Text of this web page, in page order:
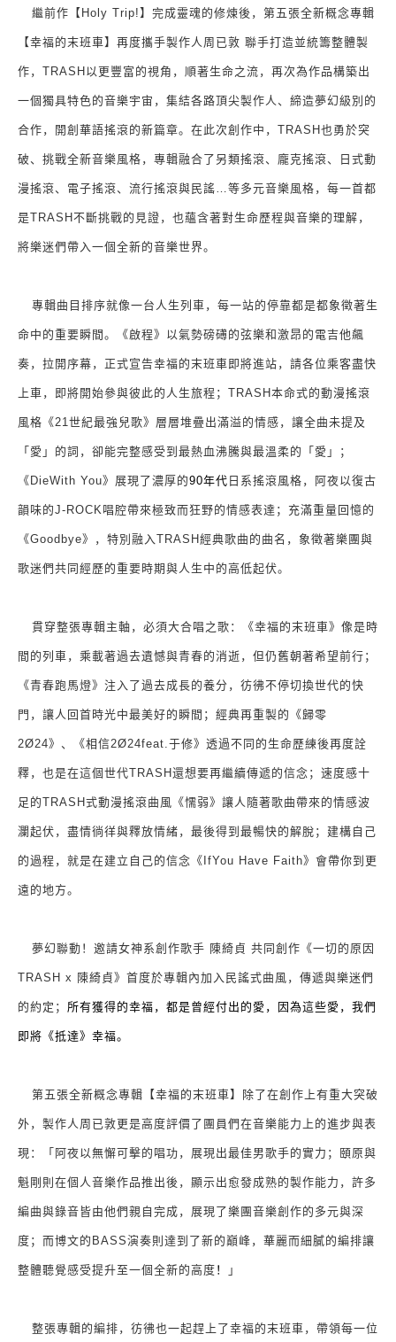
繼前作【 Holy Trip! 】完成靈魂的修煉後，第五張全新概念專輯
【幸福的末班車】再度攜手製作人周已敦 聯手打造並統籌整體製
作， TRASH 以更豐富的視角，順著生命之流，再次為作品構築出
一個獨具特色的音樂宇宙，集結各路頂尖製作人、締造夢幻級別的
合作，開創華語搖滾的新篇章。在此次創作中， TRASH 也勇於突
破、挑戰全新音樂風格，專輯融合了另類搖滾、龐克搖滾、日式動
漫搖滾、電子搖滾、流行搖滾與民謠…等多元音樂風格，每一首都
是TRASH 不斷挑戰的見證，也蘊含著對生命歷程與音樂的理解，
將樂迷們帶入一個全新的音樂世界。
專輯曲目排序就像一台人生列車，每一站的停靠都是都象徵著生
命中的重要瞬間。《啟程》以氣勢磅礡的弦樂和激昂的電吉他飆
奏，拉開序幕，正式宣告幸福的末班車即將進站，請各位乘客盡快
上車，即將開始參與彼此的人生旅程； TRASH 本命式的動漫搖滾
風格《21世紀最強兒歌》層層堆疊出滿溢的情感，讓全曲未提及
「愛」的詞，卻能完整感受到最熱血沸騰與最溫柔的「愛」；
《 DieWith You》展現了濃厚的90年代 日系搖滾風格，阿夜以復古
韻味的J-ROCK唱腔帶來極致而狂野的情感表達；充滿重量回憶的
《Goodbye》，特別融入TRASH 經典歌曲的曲名，象徵著樂團與
歌迷們共同經歷的重要時期與人生中的高低起伏。
貫穿整張專輯主軸，必須大合唱之歌： 《幸福的末班車》 像是時
間的列車，乘載著過去遺憾與青春的消逝，但仍舊朝著希望前行；
《青春跑馬燈》注入了過去成長的養分，彷彿不停切換世代的快
門，讓人回首時光中最美好的瞬間；經典再重製的《歸零
2Ø24》、《相信2Ø24feat.于修》 透過不同的生命歷練後再度詮
釋，也是在這個世代TRASH 還想要再繼續傳遞的信念 ；速度感十
足的TRASH 式動漫搖滾曲風《懦弱》讓人隨著歌曲帶來的情感波
瀾起伏，盡情徜徉與釋放情緒，最後得到最暢快的解脫；建構自己
的過程，就是在建立自己的信念《 IfYou Have Faith》會帶你到更
遠的地方。
夢幻聯動！邀請女神系創作歌手 陳綺貞 共同創作《一切的原因
TRASH x 陳綺貞》首度於專輯內加入民謠式曲風，傳遞與樂迷們
的約定； 所有獲得的幸福，都是曾經付出的愛，因為這些愛，我們
即將《抵達》幸福。
第五張全新概念專輯【幸福的末班車】除了在創作上有重大突破
外，製作人周已敦更是高度評價了團員們在音樂能力上的進步與表
現：「阿夜以無懈可擊的唱功，展現出最佳男歌手的實力；頤原與
魁剛則在個人音樂作品推出後，顯示出愈發成熟的製作能力，許多
編曲與錄音皆由他們親自完成，展現了樂團音樂創作的多元與深
度；而博文的 BASS演奏則達到了新的巔峰，華麗而細膩的編排讓
整體聽覺感受提升至一個全新的高度 ！ 」
整張專輯的編排，彷彿也一起趕上了幸福的末班車，帶領每一位